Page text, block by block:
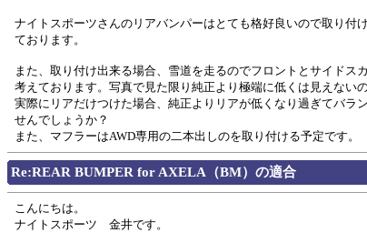
ナイトスポーツさんのリアバンパーはとても格好良いので取り付
ております。
また、取り付け出来る場合、雪道を走るのでフロントとサイドス
考えております。写真で見た限り純正より極端に低くは見えない
実際にリアだけつけた場合、純正よりリアが低くなり過ぎてバラ
せんでしょうか？
また、マフラーはAWD専用の二本出しのを取り付ける予定です。
Re:REAR BUMPER for AXELA（BM）の適合
こんにちは。
ナイトスポーツ 金井です。